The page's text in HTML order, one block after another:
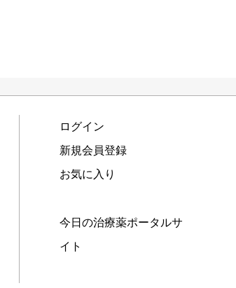
ログイン
新規会員登録
お気に入り
今日の治療薬ポータルサ
イト